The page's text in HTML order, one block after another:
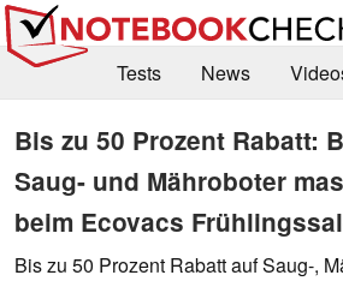
Tests News
Benchmarks & Tech
Externe Tests
Kaufberatung
Deals Suche
Forum
Bis zu 50 Prozent Rabatt:
Saug- und Mähroboter
beim Ecovacs
Bis zu 50 Prozent Rabatt auf Saug-,